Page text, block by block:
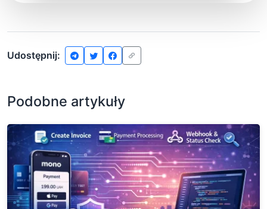
Udostępnij:
Podobne artykuły